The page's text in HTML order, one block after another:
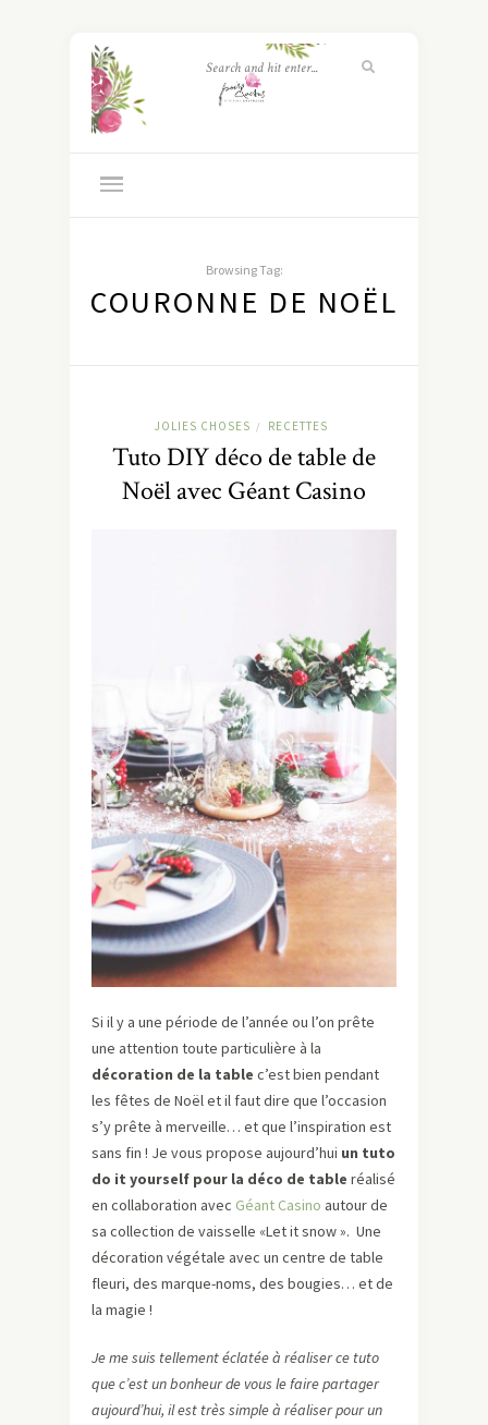
Browsing Tag:
COURONNE DE NOËL
JOLIES CHOSES / RECETTES
Tuto DIY déco de table de
Noël avec Géant Casino
Si il y a une période de l’année ou l’on prête
une attention toute particulière à la
décoration de la table c’est bien pendant
les fêtes de Noël et il faut dire que l’occasion
s’y prête à merveille… et que l’inspiration est
sans fin ! Je vous propose aujourd’hui un tuto
do it yourself pour la déco de table réalisé
en collaboration avec Géant Casino autour de
sa collection de vaisselle «Let it snow ». Une
décoration végétale avec un centre de table
fleuri, des marque-noms, des bougies… et de
la magie !
Je me suis tellement éclatée à réaliser ce tuto
que c’est un bonheur de vous le faire partager
aujourd’hui, il est très simple à réaliser pour un